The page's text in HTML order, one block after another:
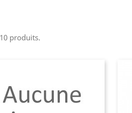
produits.